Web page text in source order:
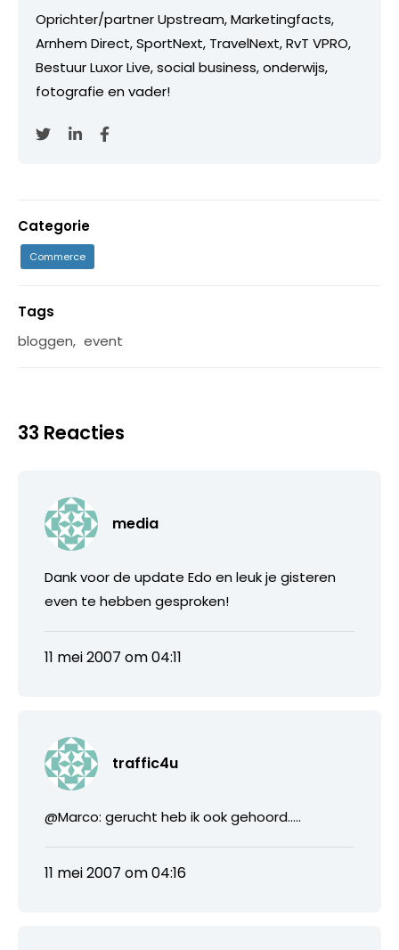
Oprichter/partner Upstream, Marketingfacts,
Arnhem Direct, SportNext, TravelNext, RvT VPRO,
Bestuur Luxor Live, social business, onderwijs,
fotografie en vader!
Categorie
Commerce
Tags
bloggen, event
33 Reacties
media
Dank voor de update Edo en leuk je gisteren
even te hebben gesproken!
11 mei 2007 om 04:11
traffic4u
@Marco: gerucht heb ik ook gehoord…..
11 mei 2007 om 04:16